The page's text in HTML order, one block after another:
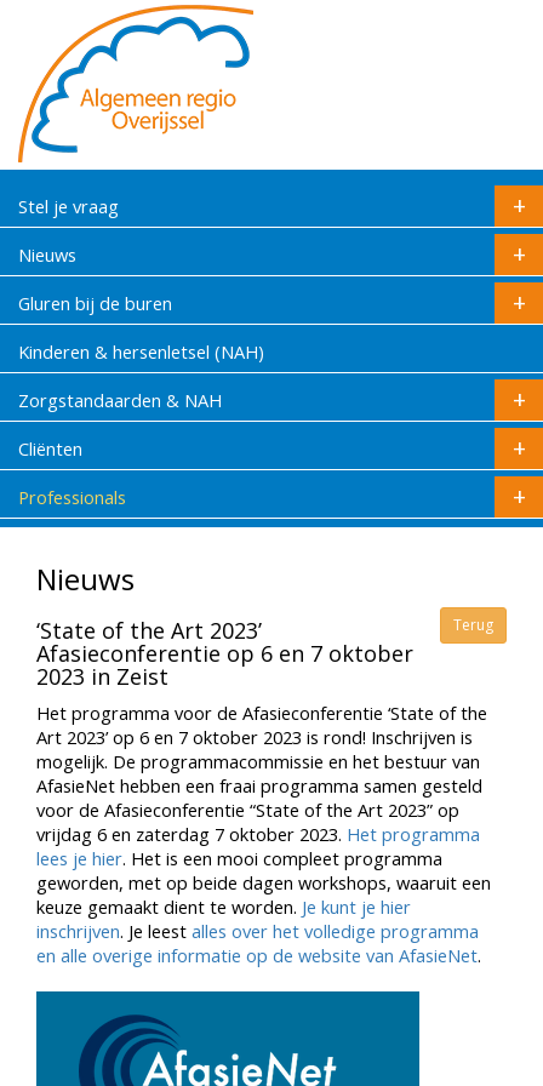
Stel je vraag
Nieuws
Gluren bij de buren
Kinderen & hersenletsel (NAH)
Zorgstandaarden & NAH
Cliënten
Professionals
Nieuws
Terug
‘State of the Art 2023’
Afasieconferentie op 6 en 7 oktober
2023 in Zeist
Het programma voor de Afasieconferentie ‘State of the
Art 2023’ op 6 en 7 oktober 2023 is rond! Inschrijven is
mogelijk. De programmacommissie en het bestuur van
AfasieNet hebben een fraai programma samen gesteld
voor de Afasieconferentie “State of the Art 2023” op
vrijdag 6 en zaterdag 7 oktober 2023. Het programma
lees je hier. Het is een mooi compleet programma
geworden, met op beide dagen workshops, waaruit een
keuze gemaakt dient te worden. Je kunt je hier
inschrijven. Je leest alles over het volledige programma
en alle overige informatie op de website van AfasieNet.